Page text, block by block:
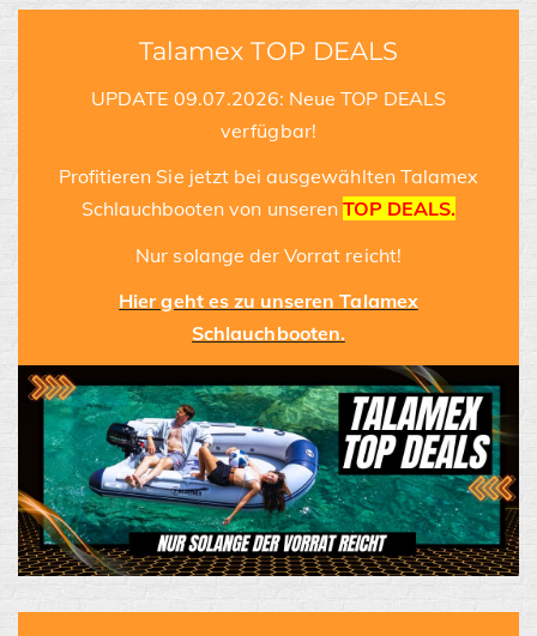
Talamex TOP DEALS
UPDATE 09.07.2026: Neue TOP DEALS
verfügbar!
Profitieren Sie jetzt bei ausgewählten Talamex
Schlauchbooten von unseren TOP DEALS.
Nur solange der Vorrat reicht!
Hier geht es zu unseren Talamex
Schlauchbooten.